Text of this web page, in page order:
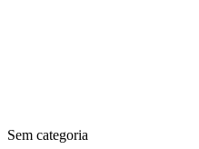
Sem categoria